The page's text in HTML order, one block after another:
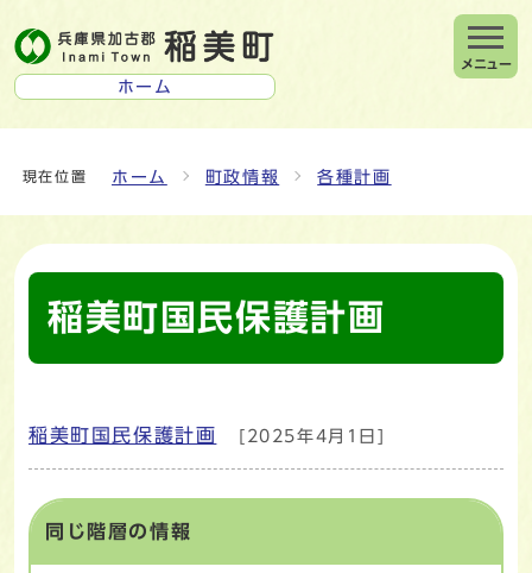
ホーム
メニュー
現在位置 ホーム 町政情報 各種計画
稲美町国民保護計画
メインメニュー
稲美町国民保護計画 [2025年4月1日]
同じ階層の情報